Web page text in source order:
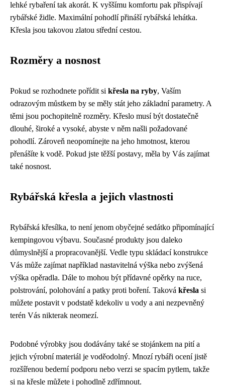
lehké rybaření tak akorát. K vyššímu komfortu pak přispívají
rybářské židle. Maximální pohodlí přináší rybářská lehátka.
Křesla jsou takovou zlatou střední cestou.
Rozměry a nosnost
Pokud se rozhodnete pořídit si křesla na ryby, Vaším
odrazovým můstkem by se měly stát jeho základní parametry. A
těmi jsou pochopitelně rozměry. Křeslo musí být dostatečně
dlouhé, široké a vysoké, abyste v něm našli požadované
pohodlí. Zároveň neopomínejte na jeho hmotnost, kterou
přenášíte k vodě. Pokud jste těžší postavy, měla by Vás zajímat
také nosnost.
Rybářská křesla a jejich vlastnosti
Rybářská křesílka, to není jenom obyčejné sedátko připomínající
kempingovou výbavu. Současné produkty jsou daleko
důmyslnější a propracovanější. Vedle typu skládací konstrukce
Vás může zajímat například nastavitelná výška nebo zvýšená
výška opěradla. Dále to mohou být přídavné opěrky na ruce,
polstrování, polohování a patky proti boření. Taková křesla si
můžete postavit v podstatě kdekoliv u vody a ani nezpevněný
terén Vás nikterak neomezí.
Podobné výrobky jsou dodávány také se stojánkem na pití a
jejich výrobní materiál je voděodolný. Mnozí rybáři ocení jistě
rozšířenou bederní podporu nebo verzi se spacím pytlem, takže
si na křesle můžete i pohodlně zdřímnout.